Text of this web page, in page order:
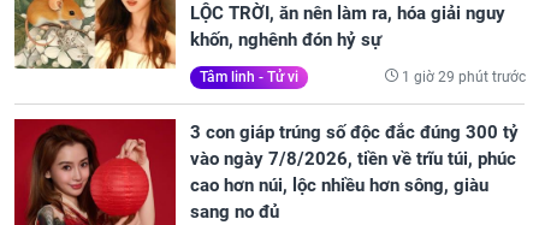
LỘC TRỜI, ăn nên làm ra, hóa giải nguy
khốn, nghênh đón hỷ sự
Tâm linh - Tử vi 1 giờ 29 phút trước
3 con giáp trúng số độc đắc đúng 300 tỷ
vào ngày 7/8/2026, tiền về trĩu túi, phúc
cao hơn núi, lộc nhiều hơn sông, giàu
sang no đủ